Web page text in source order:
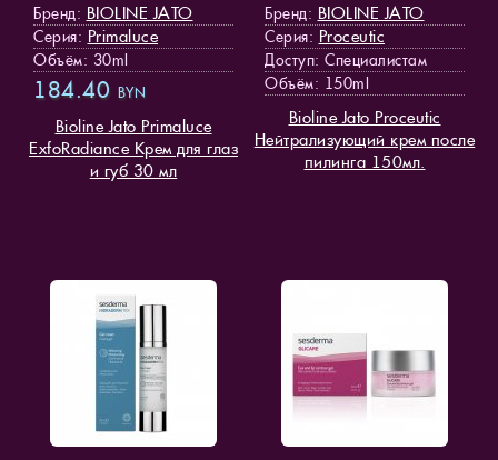
Бренд: BIOLINE JATO
Серия: Primaluce
Объём: 30ml
184.40 BYN
Bioline Jato Primaluce
ExfoRadiance Крем для глаз
и губ 30 мл
Бренд: BIOLINE JATO
Серия: Proceutic
Доступ: Специалистам
Объём: 150ml
Bioline Jato Proceutic
Нейтрализующий крем после
пилинга 150мл.